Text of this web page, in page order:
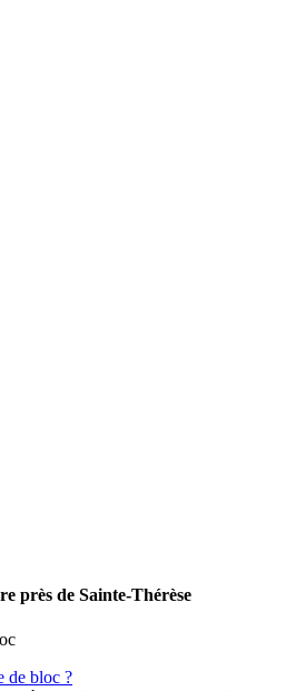
près de Sainte-Thérèse
de bloc ?